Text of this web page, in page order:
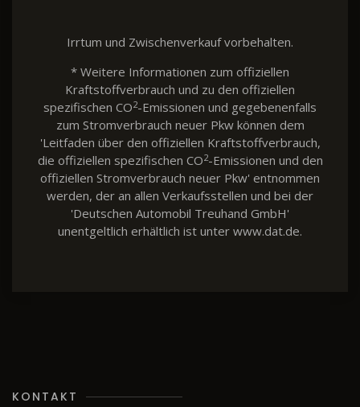
Irrtum und Zwischenverkauf vorbehalten.
* Weitere Informationen zum offiziellen
Kraftstoffverbrauch und zu den offiziellen
spezifischen CO2-Emissionen und gegebenenfalls
zum Stromverbrauch neuer Pkw können dem
'Leitfaden über den offiziellen Kraftstoffverbrauch,
die offiziellen spezifischen CO2-Emissionen und den
offiziellen Stromverbrauch neuer Pkw' entnommen
werden, der an allen Verkaufsstellen und bei der
'Deutschen Automobil Treuhand GmbH'
unentgeltlich erhältlich ist unter www.dat.de.
KONTAKT